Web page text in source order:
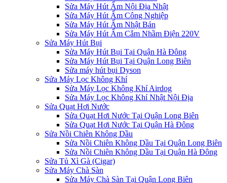
Sửa Máy Hút Ẩm Nội Địa Nhật
Sửa Máy Hút Ẩm Công Nghiệp
Sửa Máy Hút Ẩm Nhật Bản
Sửa Máy Hút Ẩm Cắm Nhầm Điện 220V
Sửa Máy Hút Bụi
Sửa Máy Hút Bụi Tại Quận Hà Đông
Sửa Máy Hút Bụi Tại Quận Long Biên
Sửa máy hút bụi Dyson
Sửa Máy Lọc Không Khí
Sửa Máy Lọc Không Khí Airdog
Sửa Máy Lọc Không Khí Nhật Nội Địa
Sửa Quạt Hơi Nước
Sửa Quạt Hơi Nước Tại Quận Long Biên
Sửa Quạt Hơi Nước Tại Quận Hà Đông
Sửa Nồi Chiên Không Dầu
Sửa Nồi Chiên Không Dầu Tại Quận Long Biên
Sửa Nồi Chiên Không Dầu Tại Quận Hà Đông
Sửa Tủ Xì Gà (Cigar)
Sửa Máy Chà Sàn
Sửa Máy Chà Sàn Tại Quận Long Biên